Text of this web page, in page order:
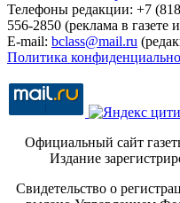
Телефоны редакции: +7
556-2850 (реклама в газете
E-mail: bclass@mail.ru
Политика
Официальный сайт
Издание
Свидетельство о